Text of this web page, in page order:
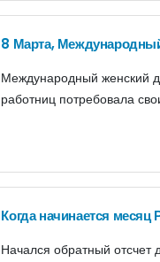
8 Марта,
Международный женский
работниц потребовала
Когда начинается
Начался обратный отсчет